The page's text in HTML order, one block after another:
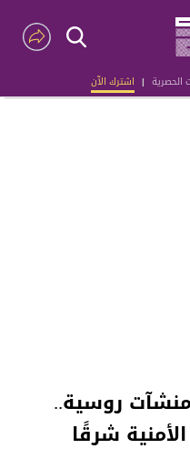
الحصرية | اشترك الآن
روسية..
شرقًا